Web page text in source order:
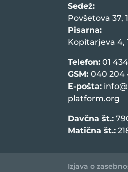
Sedež:
Povšetova 37,
Pisarna:
Kopitarjeva 4,
Telefon: 01
GSM:040 204
E-pošta:
platform.org
Davčna št.:
Matična št.:
Izjava o